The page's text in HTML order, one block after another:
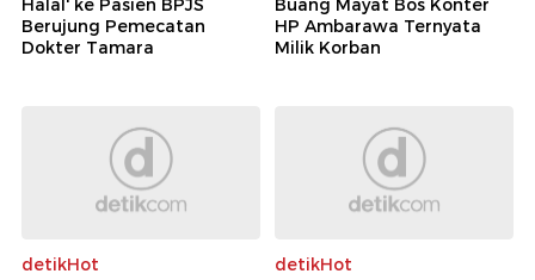
Berujung Pemecatan
Dokter Tamara
HP Ambarawa Ternyata
Milik Korban
detikHot
detikHot